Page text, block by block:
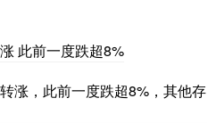
此前一度跌超8%
涨，此前一度跌超8%，其他存